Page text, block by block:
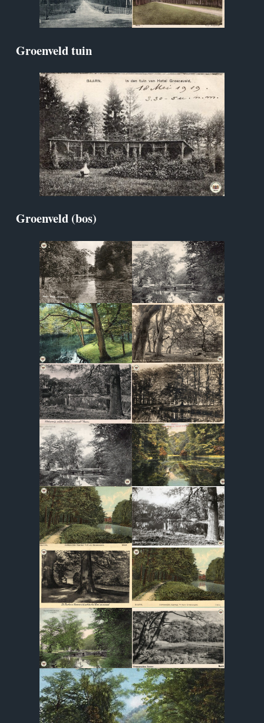
Groenveld tuin
Groenveld (bos)